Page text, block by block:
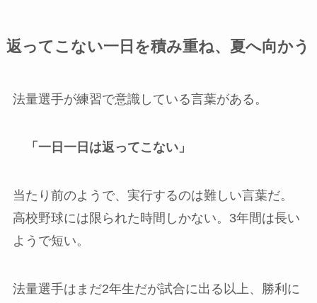
返ってこない一日を積み重ね、夏へ向かう
法量選手が練習で意識している言葉がある。
「一日一日は返ってこない」
当たり前のようで、実行するのは難しい言葉だ。
高校野球には限られた時間しかない。3年間は長い
ようで短い。
法量選手はまだ2年生だが試合に出る以上、勝利に